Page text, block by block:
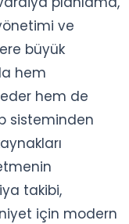
ve
büyük
hem
hem de
sisteminden
takibi,
için modern